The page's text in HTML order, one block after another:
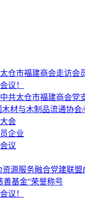
市福建商会走访会
议！
太仓市福建商会党
材与木制品流通协会/
会
企业
议
源服务融合党建联盟
善基金”荣誉称号
议！